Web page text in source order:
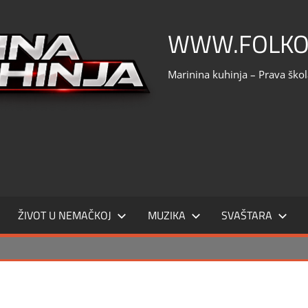
Marinina kuhinja – Prava
ŽIVOT U NEMAČKOJ MUZIKA SVAŠTARA